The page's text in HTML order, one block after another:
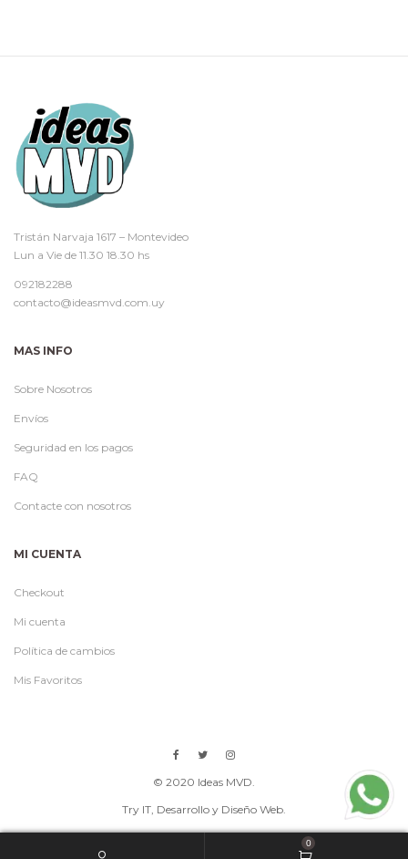
Tristán Narvaja 1617 – Montevideo
Lun a Vie de 11.30 18.30 hs
092182288
contacto@ideasmvd.com.uy
MAS INFO
Sobre Nosotros
Envíos
Seguridad en los pagos
FAQ
Contacte con nosotros
MI CUENTA
Checkout
Mi cuenta
Política de cambios
Mis Favoritos
© 2020 Ideas MVD.
Try IT, Desarrollo y Diseño Web.
0